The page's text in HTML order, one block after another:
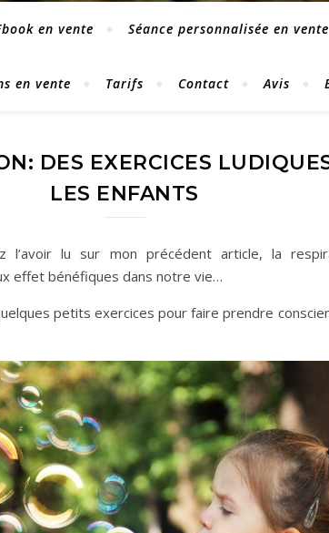
en vente Séance personnalisée en vente
en vente Tarifs Contact Avis
DES EXERCICES
LES ENFANTS
l’avoir lu sur mon précédent article, la
effet bénéfiques dans notre vie…
petits exercices pour faire prendre